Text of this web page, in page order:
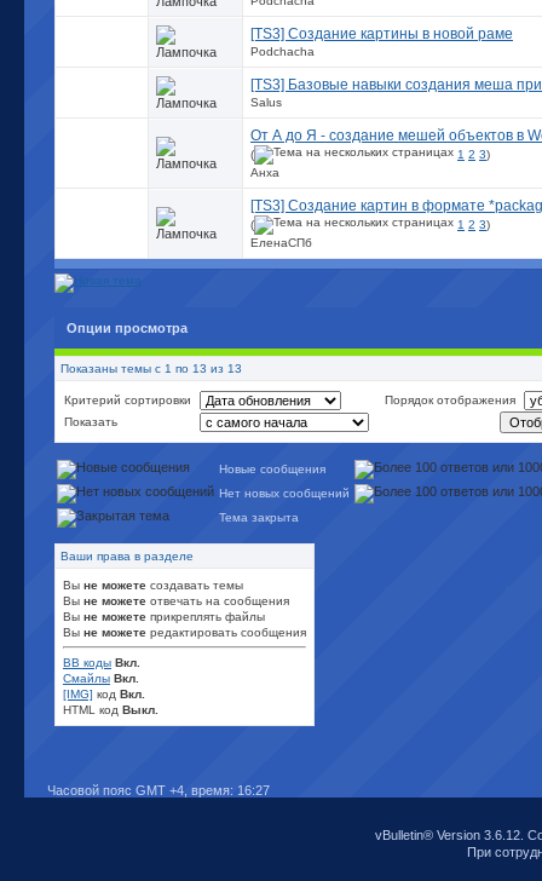
[TS3] Создание картины в новой раме
Podchacha
[TS3] Базовые навыки создания меша
Salus
От А до Я - cозданиe мешей объектов в
( 1 2 3)
Анха
[TS3] Создание картин в формате
( 1 2 3)
ЕленаСПб
Опции просмотра
Показаны темы с 1 по 13 из 13
Критерий сортировки
Порядок отображения
Показать
Новые сообщения
Нет новых сообщений
Тема закрыта
Ваши права в разделе
Вы не можете создавать темы
Вы не можете отвечать на сообщения
Вы не можете прикреплять файлы
Вы не можете редактировать сообщения
BB коды Вкл.
Смайлы Вкл.
[IMG] код Вкл.
HTML код Выкл.
Часовой пояс GMT +4, время: 16:27
vBulletin® Version 3.6.12.
При